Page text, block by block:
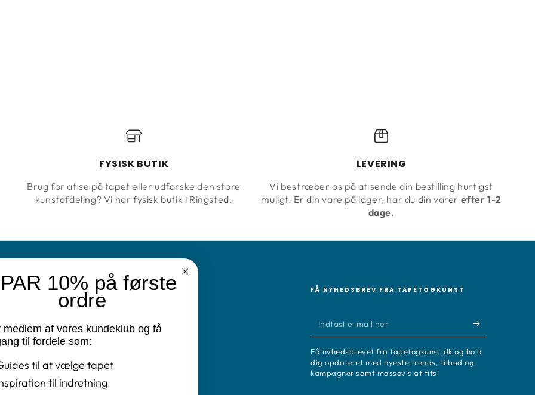
FYSISK BUTIK
Brug for at se på tapet eller udforske den store
kunstafdeling? Vi har fysisk butik i Ringsted.
LEVERING
Vi bestræber os på at sende din bestilling hurtigst
muligt. Er din vare på lager, har du din varer efter 1-2
dage.
FÅ NYHEDSBREV FRA TAPETOGKUNST
Indtast
e-
mail
her
Få nyhedsbrevet fra tapetogkunst.dk og hold
dig opdateret med nyeste trends, tilbud og
kampagner samt massevis af fifs!
10% på første
ordre
medlem af vores kundeklub og få
til fordele som:
til at vælge tapet
til indretning